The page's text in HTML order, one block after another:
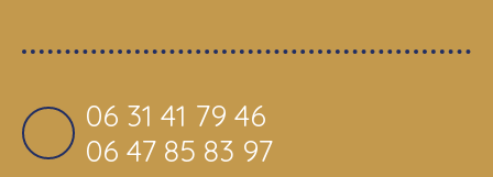
06 31 41 79 46
06 47 85 83 97